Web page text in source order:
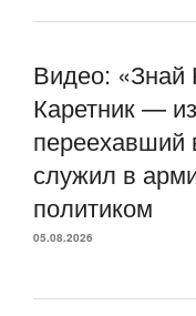
Видео:
Каретник —
переехавший
служил в
политиком
05.08.2026